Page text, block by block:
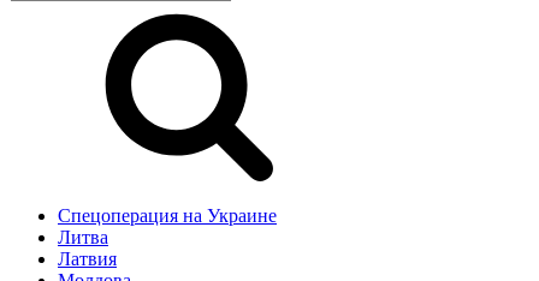
Спецоперация на Украине
Литва
Латвия